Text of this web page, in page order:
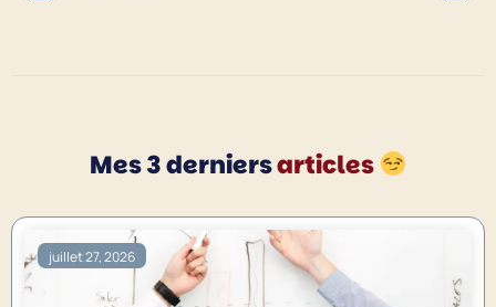
Mes 3 derniersarticles
juillet 27, 2026